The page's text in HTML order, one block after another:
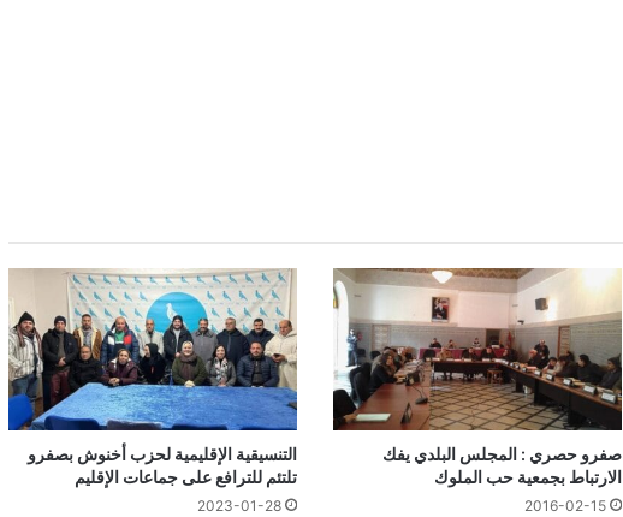
صفرو حصري : المجلس البلدي يفك
الارتباط بجمعية حب الملوك
2016-02-15
التنسيقية الإقليمية لحزب أخنوش بصفرو
تلتئم للترافع على جماعات الإقليم
2023-01-28